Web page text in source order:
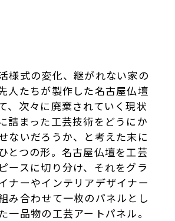
様式の変化、継がれない家の
人たちが製作した名古屋仏壇
、次々に廃棄されていく現状
詰まった工芸技術をどうにか
ないだろうか、と考えた末に
とつの形。名古屋仏壇を工芸
ースに切り分け、それをグラ
ナーやインテリアデザイナー
み合わせて一枚のパネルとし
一品物の工芸アートパネル。